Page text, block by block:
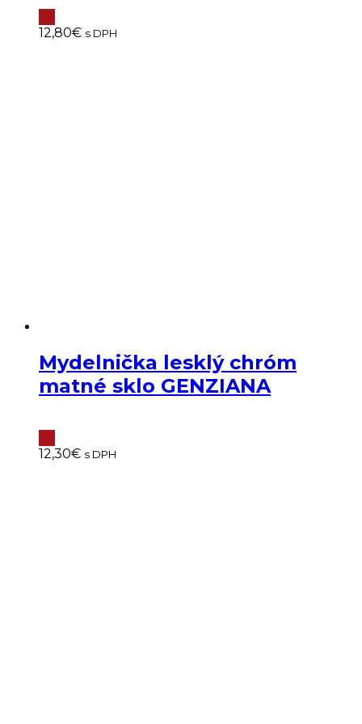
12,80€ s DPH
Mydelnička lesklý chróm
matné sklo GENZIANA
12,30€ s DPH